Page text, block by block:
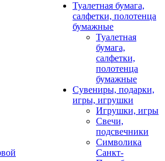
Туалетная бумага,
салфетки, полотенца
бумажные
Туалетная
бумага,
салфетки,
полотенца
бумажные
Сувениры, подарки,
игры, игрушки
Игрушки, игры
Свечи,
подсвечники
Символика
Санкт-